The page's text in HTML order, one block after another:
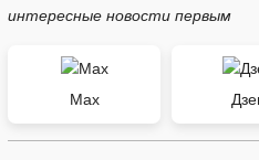
интересные новости первым
Max